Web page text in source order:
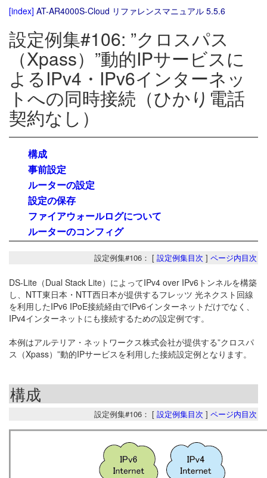
[index] AT-AR4000S-Cloud リファレンスマニュアル 5.5.6
設定例集#106: ”クロスパス
（Xpass）”動的IPサービスに
よるIPv4・IPv6インターネッ
トへの同時接続（ひかり電話
契約なし）
構成
事前設定
ルーターの設定
設定の保存
ファイアウォールログについて
ルーターのコンフィグ
設定例集#106： [ 設定例集目次 ] ページ内目次
DS-Lite（Dual Stack Lite）によってIPv4 over IPv6トンネルを構築
し、NTT東日本・NTT西日本が提供するフレッツ 光ネクスト回線
を利用したIPv6 IPoE接続経由でIPv6インターネットだけでなく、
IPv4インターネットにも接続するための設定例です。
本例はアルテリア・ネットワークス株式会社が提供する”クロスパ
ス（Xpass）”動的IPサービスを利用した接続設定例となります。
構成
設定例集#106： [ 設定例集目次 ] ページ内目次